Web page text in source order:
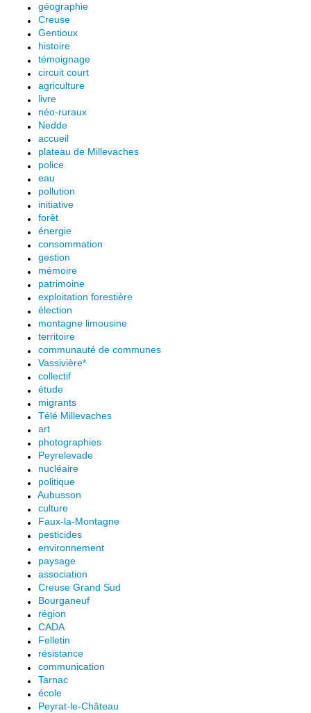
géographie
Creuse
Gentioux
histoire
témoignage
circuit court
agriculture
livre
néo-ruraux
Nedde
accueil
plateau de Millevaches
police
eau
pollution
initiative
forêt
énergie
consommation
gestion
mémoire
patrimoine
exploitation forestière
élection
montagne limousine
territoire
communauté de communes
Vassivière*
collectif
étude
migrants
Télé Millevaches
art
photographies
Peyrelevade
nucléaire
politique
Aubusson
culture
Faux-la-Montagne
pesticides
environnement
paysage
association
Creuse Grand Sud
Bourganeuf
région
CADA
Felletin
résistance
communication
Tarnac
école
Peyrat-le-Château